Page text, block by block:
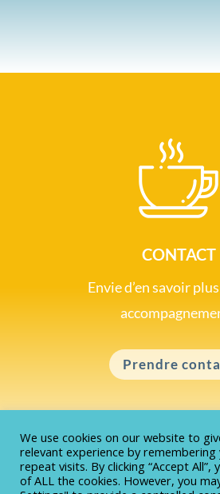
CONTACT
Envie d’en savoir
Prendre
We use cookies on our website to
relevant experience by
repeat visits. By clicking “Accept
of ALL the cookies. However, you